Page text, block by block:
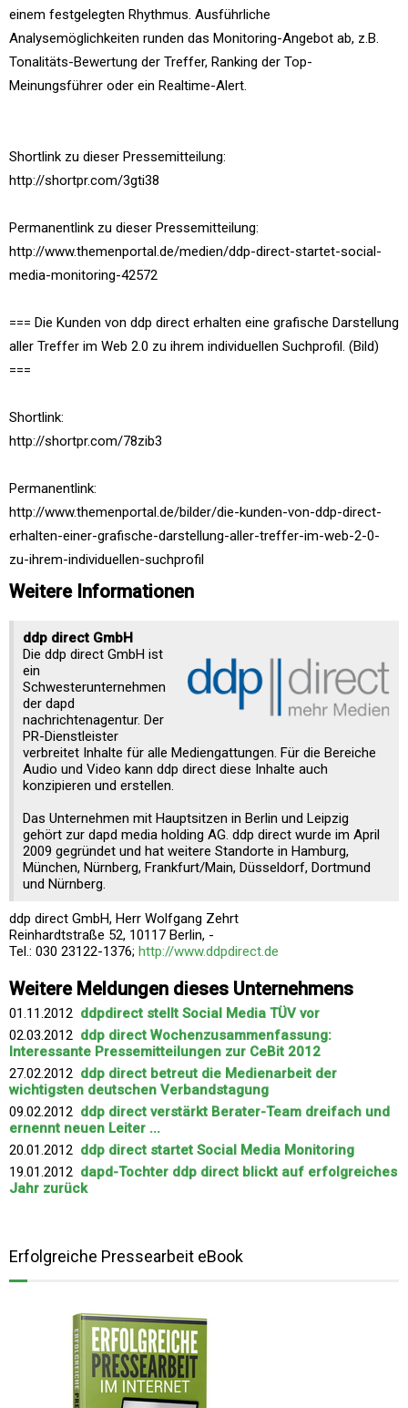
einem festgelegten Rhythmus. Ausführliche
Analysemöglichkeiten runden das Monitoring-Angebot ab, z.B.
Tonalitäts-Bewertung der Treffer, Ranking der Top-
Meinungsführer oder ein Realtime-Alert.
Shortlink zu dieser Pressemitteilung:
http://shortpr.com/3gti38
Permanentlink zu dieser Pressemitteilung:
http://www.themenportal.de/medien/ddp-direct-startet-social-
media-monitoring-42572
=== Die Kunden von ddp direct erhalten eine grafische Darstellung
aller Treffer im Web 2.0 zu ihrem individuellen Suchprofil. (Bild)
===
Shortlink:
http://shortpr.com/78zib3
Permanentlink:
http://www.themenportal.de/bilder/die-kunden-von-ddp-direct-
erhalten-einer-grafische-darstellung-aller-treffer-im-web-2-0-
zu-ihrem-individuellen-suchprofil
Weitere Informationen
ddp direct GmbH
Die ddp direct GmbH ist
ein
Schwesterunternehmen
der dapd
nachrichtenagentur. Der
PR-Dienstleister
verbreitet Inhalte für alle Mediengattungen. Für die Bereiche
Audio und Video kann ddp direct diese Inhalte auch
konzipieren und erstellen.
Das Unternehmen mit Hauptsitzen in Berlin und Leipzig
gehört zur dapd media holding AG. ddp direct wurde im April
2009 gegründet und hat weitere Standorte in Hamburg,
München, Nürnberg, Frankfurt/Main, Düsseldorf, Dortmund
und Nürnberg.
ddp direct GmbH, Herr Wolfgang Zehrt
Reinhardtstraße 52, 10117 Berlin, -
Tel.: 030 23122-1376; http://www.ddpdirect.de
Weitere Meldungen dieses Unternehmens
01.11.2012 ddpdirect stellt Social Media TÜV vor
02.03.2012 ddp direct Wochenzusammenfassung:
Interessante Pressemitteilungen zur CeBit 2012
27.02.2012 ddp direct betreut die Medienarbeit der
wichtigsten deutschen Verbandstagung
09.02.2012 ddp direct verstärkt Berater-Team dreifach und
ernennt neuen Leiter ...
20.01.2012 ddp direct startet Social Media Monitoring
19.01.2012 dapd-Tochter ddp direct blickt auf erfolgreiches
Jahr zurück
Erfolgreiche Pressearbeit eBook